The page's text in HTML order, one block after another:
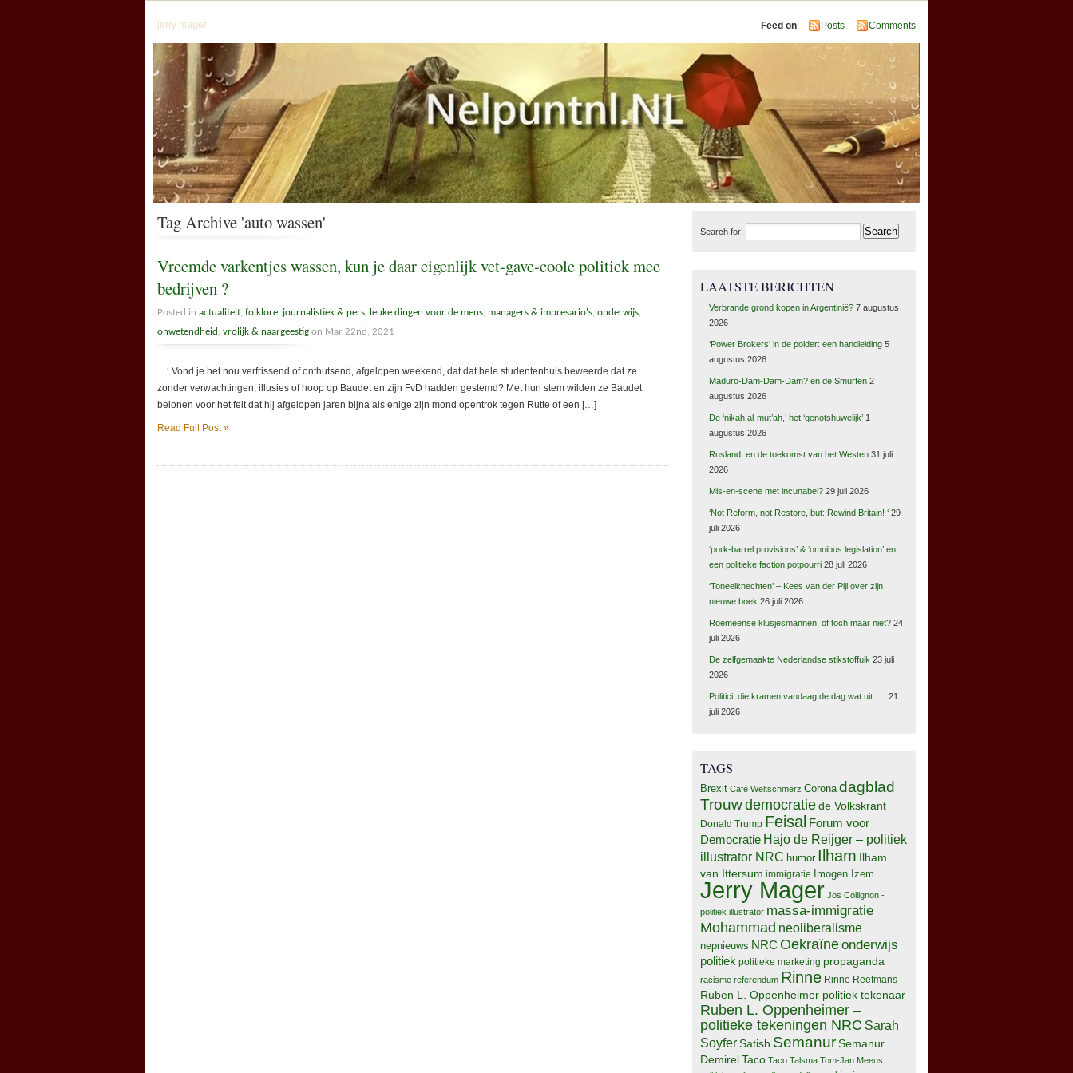
jerry mager Feed on Posts Comments
Tag Archive 'auto wassen'
Vreemde varkentjes wassen, kun je daar eigenlijk vet-gave-coole politiek mee
bedrijven ?
Posted in actualiteit folklore journalistiek & pers leuke dingen voor de mens managers & impresario's onderwijs
onwetendheid
vrolijk & naargeestig on Mar 22nd, 2021
‘ Vond je het nou verfrissend of onthutsend, afgelopen weekend, dat dat hele studentenhuis beweerde dat ze
zonder verwachtingen, illusies of hoop op Baudet en zijn FvD hadden gestemd? Met hun stem wilden ze Baudet
belonen voor het feit dat hij afgelopen jaren bijna als enige zijn mond opentrok tegen Rutte of een […]
Read Full Post »
Search for:
LAATSTE BERICHTEN
Verbrande grond kopen in Argentinië? 7 augustus
2026
‘Power Brokers’ in de polder: een handleiding 5
augustus 2026
Maduro-Dam-Dam-Dam? en de Smurfen 2
augustus 2026
De ‘nikah al-mut’ah,’ het ‘genotshuwelijk’ 1
augustus 2026
Rusland, en de toekomst van het Westen 31 juli
2026
Mis-en-scene met incunabel? 29 juli 2026
‘Not Reform, not Restore, but: Rewind Britain! ‘ 29
juli 2026
‘pork-barrel provisions’ & ‘omnibus legislation’ en
een politieke faction potpourri 28 juli 2026
‘Toneelknechten’ – Kees van der Pijl over zijn
nieuwe boek 26 juli 2026
Roemeense klusjesmannen, of toch maar niet? 24
juli 2026
De zelfgemaakte Nederlandse stikstoffuik 23 juli
2026
Politici, die kramen vandaag de dag wat uit…..
21
juli 2026
TAGS
Brexit Café Weltschmerz Corona dagblad
Trouwdemocratiede Volkskrant
Donald Trump Feisal Forum voor
Democratie Hajo de Reijger – politiek
illustrator NRC humor Ilham Ilham
van Ittersum immigratie Imogen Izem
Jerry Mager Jos Collignon -
politiek illustrator massa-immigratie
Mohammad neoliberalisme
nepnieuws NRC Oekraïneonderwijs
politiek politieke marketing propaganda
racisme referendum Rinne Rinne Reefmans
Ruben L. Oppenheimer politiek tekenaar
Ruben L. Oppenheimer –
politieke tekeningen NRC Sarah
Soyfer Satish SemanurSemanur
DemirelTaco Taco Talsma Tom-Jan Meeus